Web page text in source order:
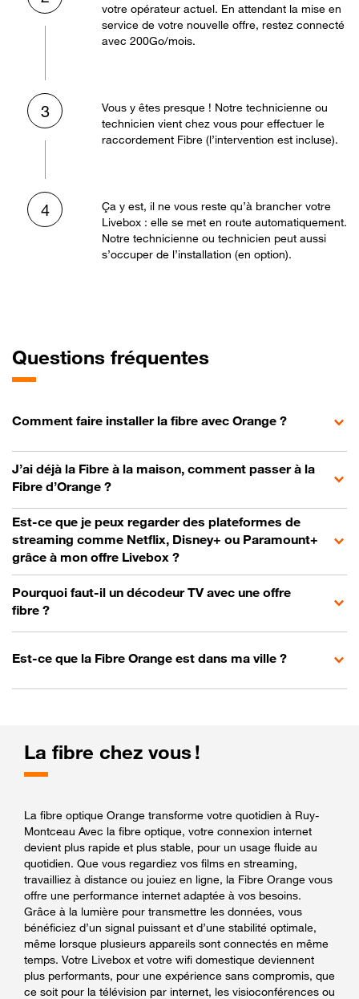
votre opérateur actuel. En attendant la mise en
service de votre nouvelle offre, restez connecté
avec 200Go/mois.
3
Vous y êtes presque ! Notre technicienne ou
technicien vient chez vous pour effectuer le
raccordement Fibre (l’intervention est incluse).
4
Ça y est, il ne vous reste qu’à brancher votre
Livebox : elle se met en route automatiquement.
Notre technicienne ou technicien peut aussi
s’occuper de l’installation (en option).
Questions fréquentes
Comment faire installer la fibre avec Orange ?
J’ai déjà la Fibre à la maison, comment passer à la
Fibre d’Orange ?
Est-ce que je peux regarder des plateformes de
streaming comme Netflix, Disney+ ou Paramount+
grâce à mon offre Livebox ?
Pourquoi faut-il un décodeur TV avec une offre
fibre ?
Est-ce que la Fibre Orange est dans ma ville ?
La fibre chez vous !
La fibre optique Orange transforme votre quotidien à Ruy-
Montceau Avec la fibre optique, votre connexion internet
devient plus rapide et plus stable, pour un usage fluide au
quotidien. Que vous regardiez vos films en streaming,
travailliez à distance ou jouiez en ligne, la Fibre Orange vous
offre une performance internet adaptée à vos besoins.
Grâce à la lumière pour transmettre les données, vous
bénéficiez d’un signal puissant et d’une stabilité optimale,
même lorsque plusieurs appareils sont connectés en même
temps. Votre Livebox et votre wifi domestique deviennent
plus performants, pour une expérience sans compromis, que
ce soit pour la télévision par internet, les visioconférences ou